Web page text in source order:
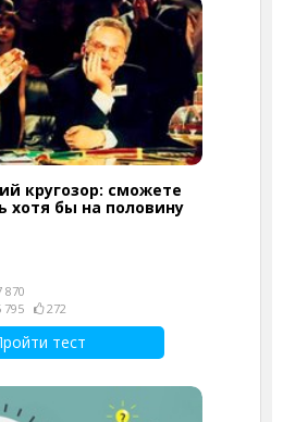
кругозор: сможете
хотя бы на половину
795
272
тест